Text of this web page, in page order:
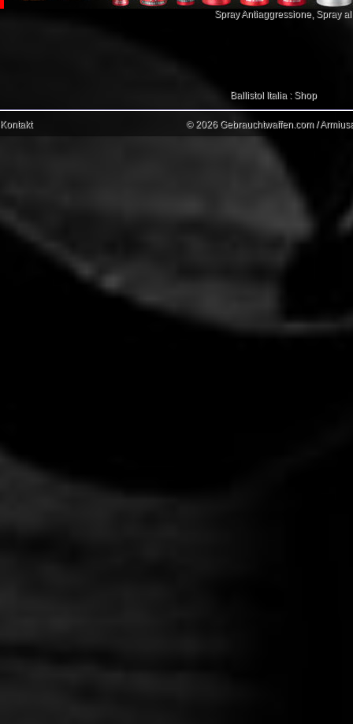
Spray Antiaggressione, Spray
Ballistol Italia : Shop
Kontakt © 2026 Gebrauchtwaffen.com /